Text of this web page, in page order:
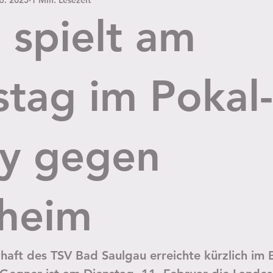
spielt am
im Pokal-
gegen
des TSV Bad Saulgau erreichte kürzlich im